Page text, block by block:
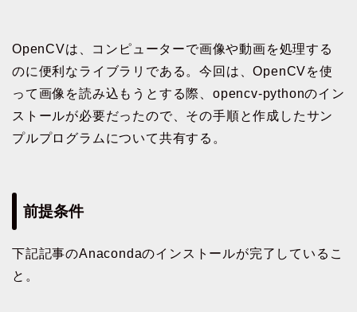
OpenCVは、コンピューターで画像や動画を処理する
のに便利なライブラリである。今回は、OpenCVを使
って画像を読み込もうとする際、opencv-pythonのイン
ストールが必要だったので、その手順と作成したサン
プルプログラムについて共有する。
前提条件
下記記事のAnacondaのインストールが完了しているこ
と。